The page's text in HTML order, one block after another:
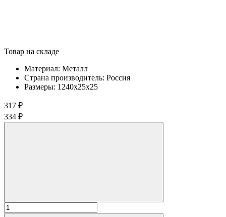
Товар на складе
Материал: Металл
Страна производитель: Россия
Размеры: 1240х25х25
317 ₽
334 ₽